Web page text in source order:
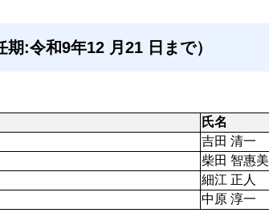
:令和9年12 月21 日まで）
氏名
吉田 清一
柴田 智惠美
細江 正人
中原 淳一